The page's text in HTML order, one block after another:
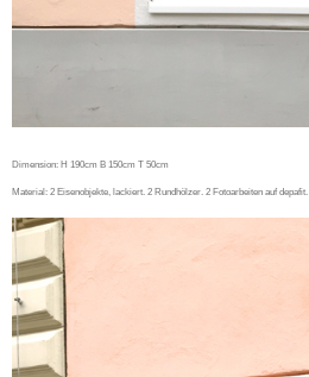
Dimension: H 190cm B 150cm T 50cm
Material: 2 Eisenobjekte, lackiert. 2 Rundhölzer. 2 Fotoarbeiten auf depafit.